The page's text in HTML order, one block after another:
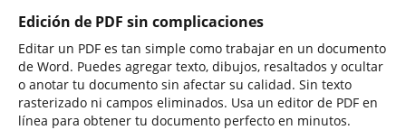
Edición de PDF sin complicaciones
Editar un PDF es tan simple como trabajar en un documento
de Word. Puedes agregar texto, dibujos, resaltados y ocultar
o anotar tu documento sin afectar su calidad. Sin texto
rasterizado ni campos eliminados. Usa un editor de PDF en
línea para obtener tu documento perfecto en minutos.